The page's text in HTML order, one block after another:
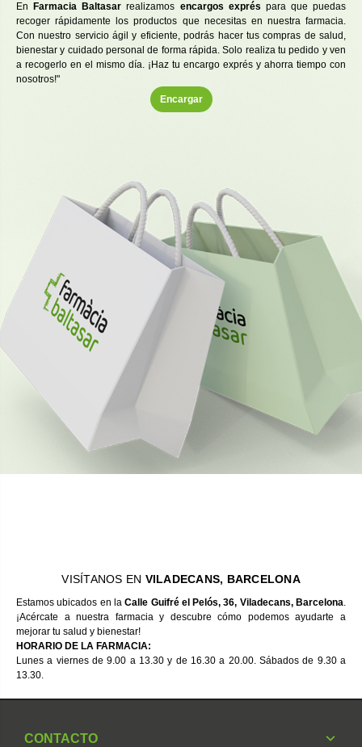
En Farmacia Baltasar realizamos encargos expréspara que puedas
recoger rápidamente los productos que necesitas en nuestra farmacia.
Con nuestro servicio ágil y eficiente, podrás hacer tus compras de salud,
bienestar y cuidado personal de forma rápida. Solo realiza tu pedido y ven
a recogerlo en el mismo día. ¡Haz tu encargo exprés y ahorra tiempo con
nosotros!"
Encargar
VISÍTANOS EN VILADECANS, BARCELONA
Estamos ubicados en laCalle Guifré el Pelós, 36, Viladecans, Barcelona.
¡Acércate a nuestra farmacia y descubre cómo podemos ayudarte a
mejorar tu salud y bienestar!
HORARIO DE LA FARMACIA:
Lunes a viernes de 9.00 a 13.30 y de 16.30 a 20.00. Sábados de 9.30 a
13.30.
CONTACTO